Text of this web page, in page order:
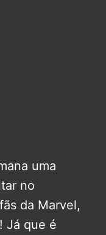
uma
no
da Marvel,
Já que é